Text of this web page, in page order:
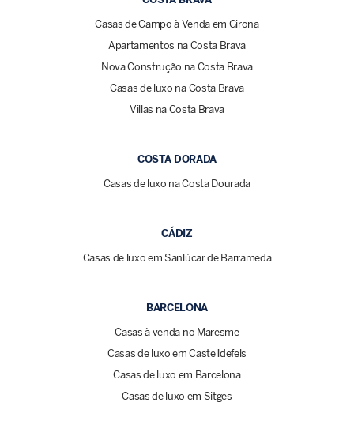
Casas de Campo à Venda em Girona
Apartamentos na Costa Brava
Nova Construção na Costa Brava
Casas de luxo na Costa Brava
Villas na Costa Brava
COSTA DORADA
Casas de luxo na Costa Dourada
CÁDIZ
Casas de luxo em Sanlúcar de Barrameda
BARCELONA
Casas à venda no Maresme
Casas de luxo em Castelldefels
Casas de luxo em Barcelona
Casas de luxo em Sitges